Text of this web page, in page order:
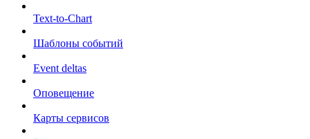
Text-to-Chart
Шаблоны событий
Event deltas
Оповещение
Карты сервисов